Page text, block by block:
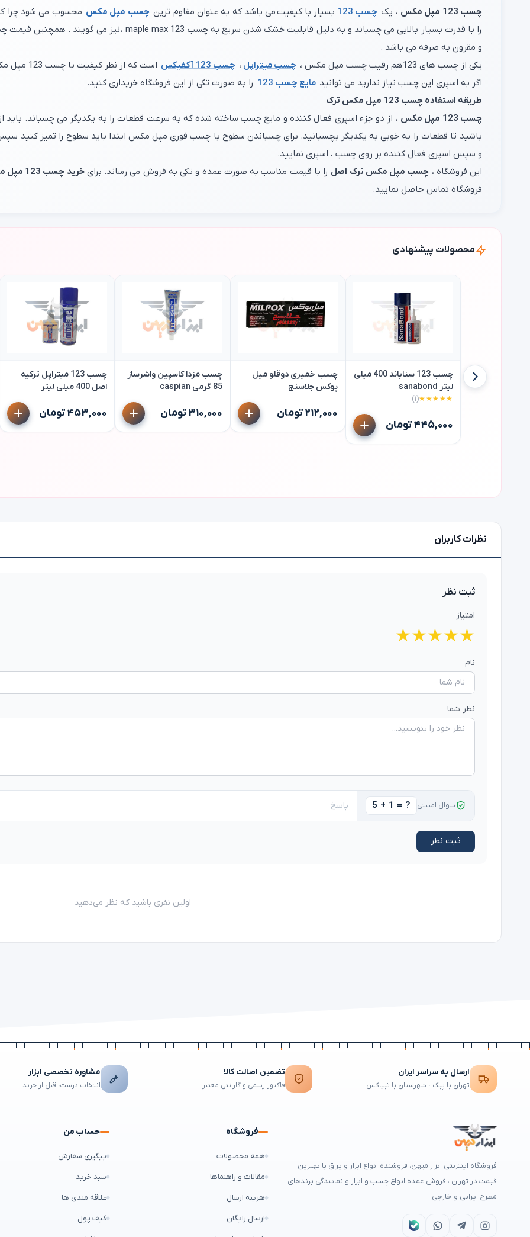
چسب 123 مپل مکس ، یک چسب 123 بسیار با کیفیتمی باشد که به عنوان مقاوم ترین چسب مپل مکس محسوب می شود چرا
و مقرون به صرفه می باشد .
یکی از چسب های 123هم رقیب چسب مپل مکس ،
چسب میتراپل ، چسب 123 آکفیکس
است که از نظر کیفیت با چسب 123 مپل مکس برابری می کند.
اگر به اسپری این چسب نیاز ندارید می توانید مایع چسب 123
را به صورت تکی از این فروشگاه خریداری کنید.
طریقه استفاده چسب 123 مپل مکس ترک
چسب 123 مپل مکس
باشید تا قطعات را به خوبی به یکدیگر بچسبانید. برای چسباندن سطوح با چسب فوری مپل مکس ابتدا باید سطوح را تمیز کنید
و سپس اسپری فعال کننده بر روی چسب ، اسپری نمایید.
این فروشگاه ، چسب مپل مکس ترک اصل را با قیمت مناسب به صورت عمده و تکی به فروش می رساند. برایخرید چسب 123 مپل مکس
فروشگاه تماس حاصل نمایید.
محصولات پیشنهادی
چسب 123 سناباند 400 میلی
لیتر sanabond
★★★★★(۱)
۴۴۵,۰۰۰ تومان
چسب خمیری دوقلو میل
پوکس جلاسنج
۲۱۲,۰۰۰ تومان
چسب مزدا کاسپین واشرساز
85 گرمی caspian
۳۱۰,۰۰۰ تومان
چسب 123 میتراپل ترکیه
اصل 400 میلی لیتر
۴۵۳,۰۰۰ تومان
نظرات کاربران
ثبت نظر
امتیاز
★
★
★
★
★
نام
نظر شما
سوال امنیتی 5 + 1 = ?
ثبت نظر
اولین نفری باشید که نظر می‌دهید
ارسال به سراسر ایران
تهران با پیک · شهرستان با تیپاکس
تضمین اصالت کالا
فاکتور رسمی و گارانتی معتبر
مشاوره تخصصی ابزار
انتخاب درست، قبل از خرید
فروشگاه اینترنتی ابزار میهن، فروشنده انواع ابزار و یراق با بهترین
قیمت در تهران ، فروش عمده انواع چسب و ابزار و نمایندگی برندهای
مطرح ایرانی و خارجی
فروشگاه
همه محصولات
مقالات و راهنماها
هزینه ارسال
ارسال رایگان
حساب من
پیگیری سفارش
سبد خرید
علاقه مندی ها
کیف پول